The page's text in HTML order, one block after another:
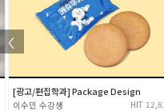
[광고/편집학과] Package Design
이수민